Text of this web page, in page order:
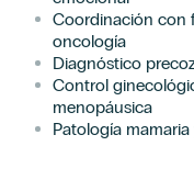
Coordinación con
oncología
Diagnóstico
Control
menopáusica
Patología